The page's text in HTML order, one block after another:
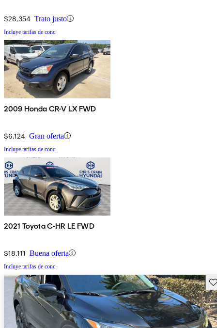
$28,354 Trato justo
Incluye tarifas de conc.
2009 Honda CR-V LX FWD
$6,124 Gran oferta
Incluye tarifas de conc.
2021 Toyota C-HR LE FWD
$18,111 Buena oferta
Incluye tarifas de conc.